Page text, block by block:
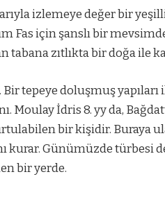
izlemeye değer bir
Fas için şanslı bir
zıtlıkta bir doğa ile
Bir tepeye doluşmuş
Moulay İdris 8. yy da,
bir kişidir. Buraya
kurar. Günümüzde türbesi
bir yerde.